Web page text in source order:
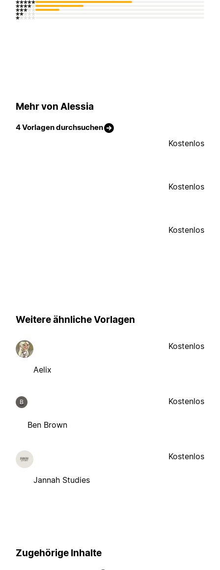
Mehr von Alessia
4 Vorlagen durchsuchen
Kostenlos
Kostenlos
Kostenlos
Weitere ähnliche Vorlagen
Aelix
Kostenlos
B
Ben Brown
Kostenlos
Jannah Studies
Kostenlos
Zugehörige Inhalte